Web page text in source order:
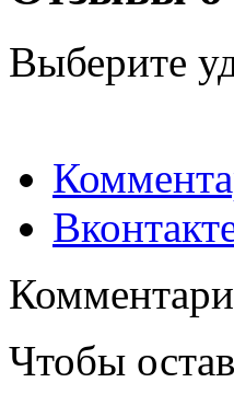
Выберите
Чтобы